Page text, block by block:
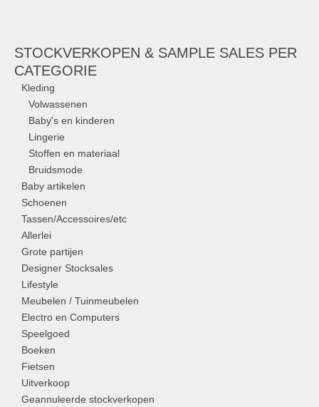
STOCKVERKOPEN & SAMPLE SALES PER
CATEGORIE
Kleding
Volwassenen
Baby's en kinderen
Lingerie
Stoffen en materiaal
Bruidsmode
Baby artikelen
Schoenen
Tassen/Accessoires/etc
Allerlei
Grote partijen
Designer Stocksales
Lifestyle
Meubelen / Tuinmeubelen
Electro en Computers
Speelgoed
Boeken
Fietsen
Uitverkoop
Geannuleerde stockverkopen